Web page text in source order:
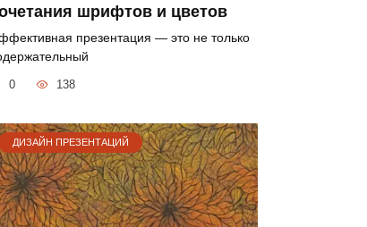
шрифтов и цветов
презентация — это не только
0 138
ДИЗАЙН ПРЕЗЕНТАЦИЙ